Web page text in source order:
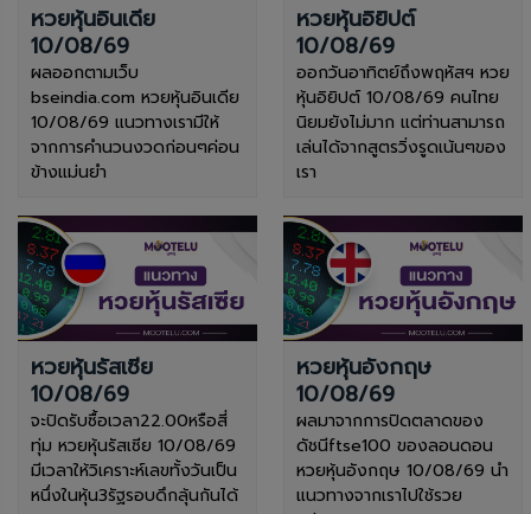
หวยหุ้นอินเดีย
10/08/69
ผลออกตามเว็บ
bseindia.com หวยหุ้นอินเดีย
10/08/69 แนวทางเรามีให้
จากการคำนวนงวดก่อนๆค่อน
ข้างแม่นยำ
หวยหุ้นอิยิปต์
10/08/69
ออกวันอาทิตย์ถึงพฤหัสฯ หวย
หุ้นอิยิปต์ 10/08/69 คนไทย
นิยมยังไม่มาก แต่ท่านสามารถ
เล่นได้จากสูตรวิ่งรูดเน้นๆของ
เรา
หวยหุ้นรัสเซีย
10/08/69
จะปิดรับซื้อเวลา22.00หรือสี่
ทุ่ม หวยหุ้นรัสเซีย 10/08/69
มีเวลาให้วิเคราะห์เลขทั้งวันเป็น
หนึ่งในหุ้น3รัฐรอบดึกลุ้นกันได้
หวยหุ้นอังกฤษ
10/08/69
ผลมาจากการปิดตลาดของ
ดัชนีftse100 ของลอนดอน
หวยหุ้นอังกฤษ 10/08/69 นำ
แนวทางจากเราไปใช้รวย